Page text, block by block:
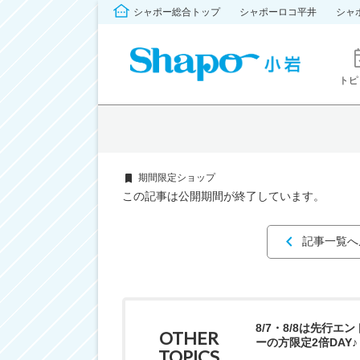
シャポー総合トップ シャポーロコ平井 シャ
ト
期間限定ショップ
この記事は公開期間が終了しています。
記事一覧
OTHER
8/7・8/8は先行エン
ーの方限定2倍DAY♪